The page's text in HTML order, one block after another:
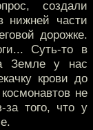
создали
нижней части
дорожке.
Суть-то в
Земле у нас
крови до
не
за того, что у